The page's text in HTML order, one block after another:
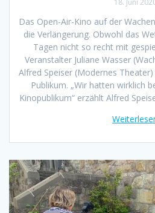
18. Juni
Das Open-Air-Kino auf der
die Verlängerung. Obwohl das
Tagen nicht so recht mit
Veranstalter Juliane Wasser
Alfred Speiser (Modernes
Publikum. „Wir hatten wirklich
Kinopublikum“ erzählt Alfred